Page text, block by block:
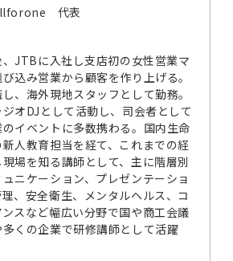
代表
JTBに入社し支店初の女性営業マ
込み営業から顧客を作り上げる。
、海外現地スタッフとして勤務。
オDJとして活動し、司会者として
イベントに多数携わる。国内生命
人教育担当を経て、これまでの経
場を知る講師として、主に階層別
ニケーション、プレゼンテーショ
、安全衛生、メンタルヘルス、コ
ンスなど幅広い分野で国や商工会議
くの企業で研修講師として活躍